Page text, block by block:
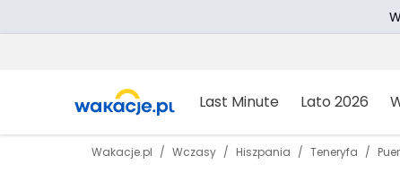
Last Minute Lato 2026
Wakacje.pl Wczasy Hiszpania Teneryfa